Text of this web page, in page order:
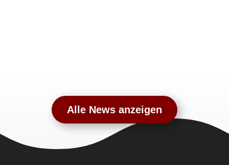
Alle News anzeigen